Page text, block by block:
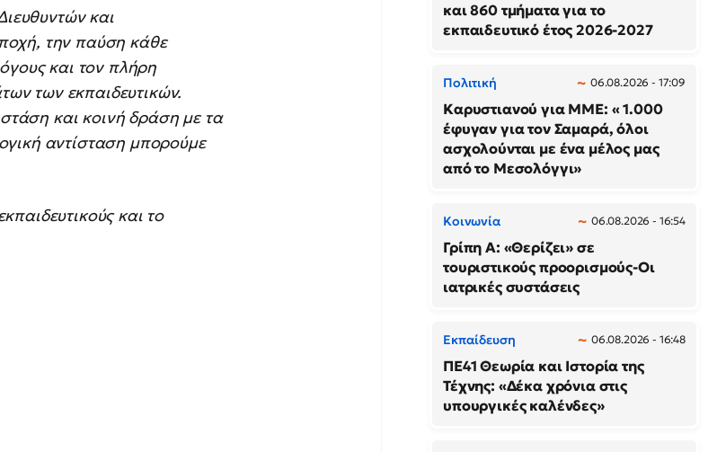
και
την παύση κάθε
και τον πλήρη
των εκπαιδευτικών.
και κοινή δράση με τα
αντίσταση μπορούμε
και το
και 860 τμήματα για το
εκπαιδευτικό έτος 2026-2027
Πολιτική 06.08.2026 - 17:09
Καρυστιανού για ΜΜΕ: « 1.000
έφυγαν για τον Σαμαρά, όλοι
ασχολούνται με ένα μέλος μας
από το Μεσολόγγι»
Κοινωνία 06.08.2026 - 16:54
Γρίπη Α: «Θερίζει» σε
τουριστικούς προορισμούς-Οι
ιατρικές συστάσεις
Εκπαίδευση 06.08.2026 - 16:48
ΠΕ41 Θεωρία και Ιστορία της
Τέχνης: «Δέκα χρόνια στις
υπουργικές καλένδες»